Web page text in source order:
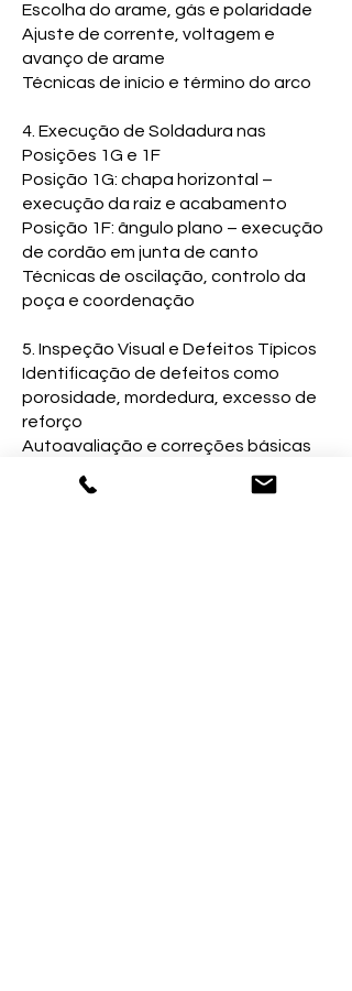
Escolha do arame, gás e polaridade
Ajuste de corrente, voltagem e
avanço de arame
Técnicas de início e término do arco
4. Execução de Soldadura nas
Posições 1G e 1F
Posição 1G: chapa horizontal –
execução da raiz e acabamento
Posição 1F: ângulo plano – execução
de cordão em junta de canto
Técnicas de oscilação, controlo da
poça e coordenação
5. Inspeção Visual e Defeitos Típicos
Identificação de defeitos como
porosidade, mordedura, excesso de
reforço
Autoavaliação e correções básicas
aceitação (ISO / AWS)